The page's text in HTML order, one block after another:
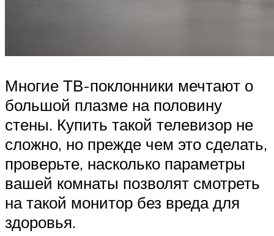
Многие ТВ-поклонники мечтают о
большой плазме на половину
стены. Купить такой телевизор не
сложно, но прежде чем это сделать,
проверьте, насколько параметры
вашей комнаты позволят смотреть
на такой монитор без вреда для
здоровья.